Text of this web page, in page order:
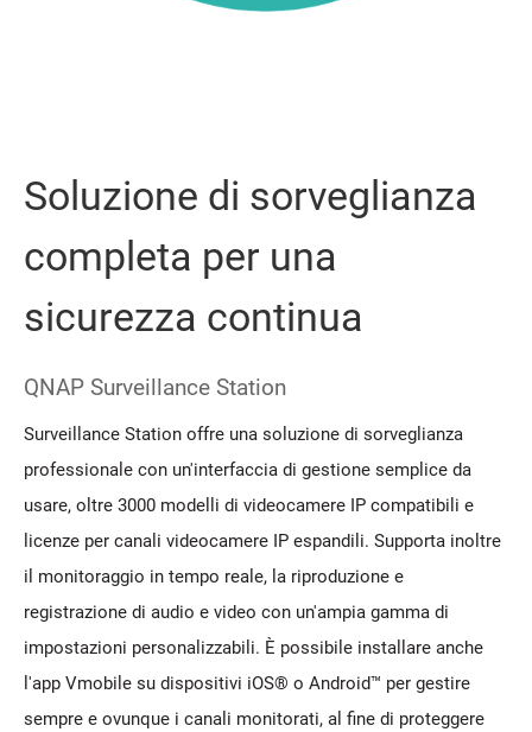
Soluzione di sorveglianza
completa per una
sicurezza continua
QNAP Surveillance Station
Surveillance Station offre una soluzione di sorveglianza
professionale con un'interfaccia di gestione semplice da
usare, oltre 3000 modelli di videocamere IP compatibili e
licenze per canali videocamere IP espandili. Supporta inoltre
il monitoraggio in tempo reale, la riproduzione e
registrazione di audio e video con un'ampia gamma di
impostazioni personalizzabili. È possibile installare anche
l'app Vmobile su dispositivi iOS® o Android™ per gestire
sempre e ovunque i canali monitorati, al fine di proteggere